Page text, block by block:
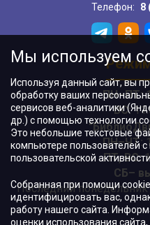
Телефон:
8
ПН–ПТ:
ВС:
ПН–ЧТ:
ПТ, ВС:
СБ–
Последний
Мы используем
Используя данный сайт, вы
обработку ваших
сервисов веб-аналитики
др.) с помощью технологии
Это небольшие текстовые
компьютере пользователей
пользовательской
Собранная при помощи
идентифицировать вас,
работу нашего сайта.
оценки использования